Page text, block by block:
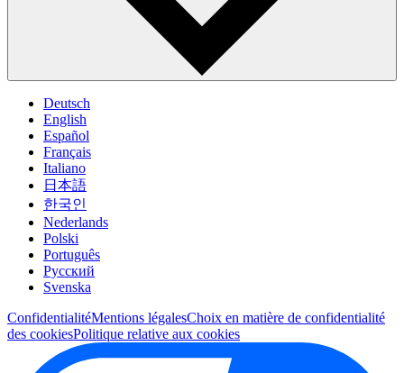
Deutsch
English
Español
Français
Italiano
日本語
한국인
Nederlands
Polski
Português
Pусский
Svenska
ConfidentialitéMentions légalesChoix en matière de confidentialité
des cookiesPolitique relative aux cookies